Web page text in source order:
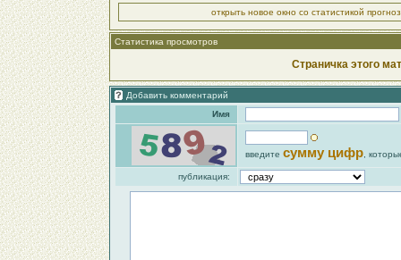
открыть новое окно со статистикой
Статистика просмотров
Страничка этого
Добавить комментарий
Имя
введите сумму цифр ,
публикация: